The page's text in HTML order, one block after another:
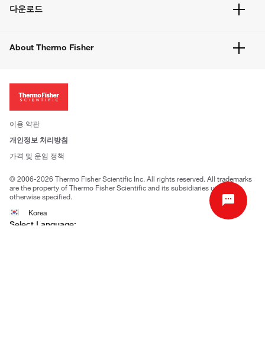
벌크 주문
고객 센터
웹사이트 개선사항
다운로드
About Thermo Fisher
투자자
사회적 책임
브랜드
이용 약관
개인정보 처리방침
가격 및 운임 정책
© 2006-2026 Thermo Fisher Scientific Inc. All rights reserved. All trademarks
are the property of Thermo Fisher Scientific and its subsidiaries unless
otherwise specified.
Korea
Select Language: